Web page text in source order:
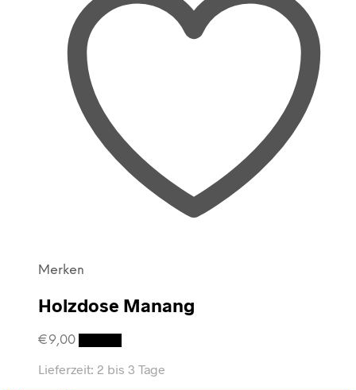
Merken
Holzdose Manang
€9,00
Lieferzeit: 2 bis 3 Tage